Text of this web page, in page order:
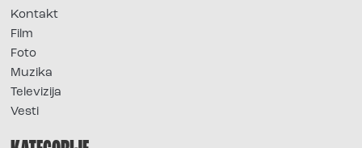
Kontakt
Film
Foto
Muzika
Televizija
Vesti